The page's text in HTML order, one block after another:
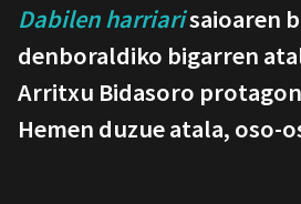
Dabilen harriarisaioaren
denboraldiko bigarren
Arritxu Bidasoro
Hemen duzue atala, oso-